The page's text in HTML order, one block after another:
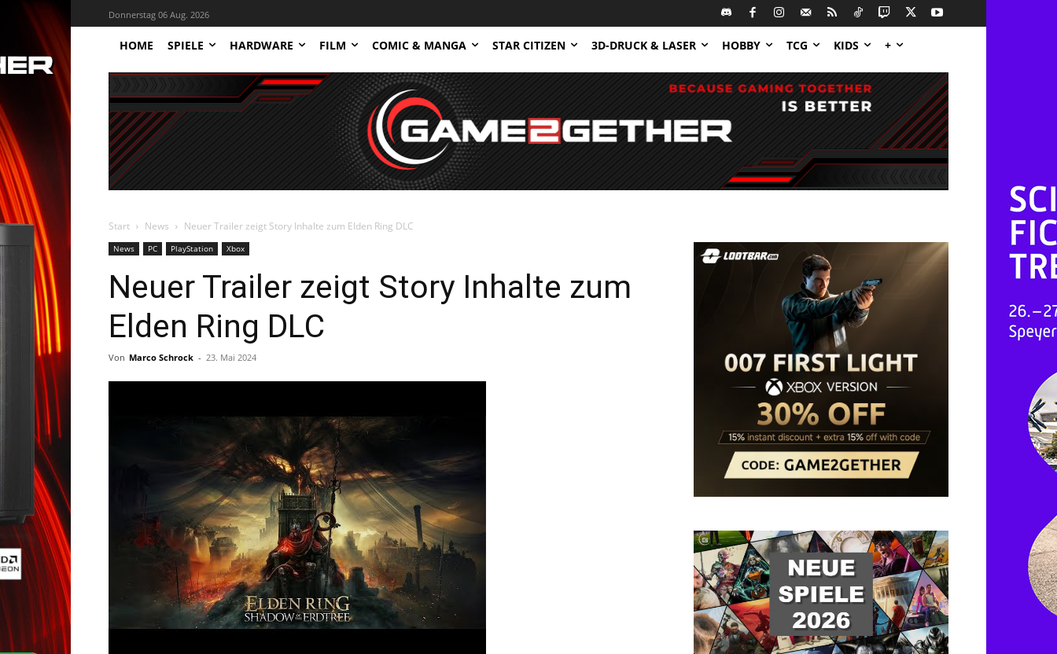
Donnerstag 06 Aug. 2026
HOME SPIELE HARDWARE FILM COMIC & MANGA STAR CITIZEN 3D-DRUCK & LASER HOBBY TCG KIDS +
Start News Neuer Trailer zeigt Story Inhalte zum Elden Ring DLC
News PC PlayStation Xbox
Neuer Trailer zeigt Story Inhalte zum
Elden Ring DLC
Von Marco Schrock - 23. Mai 2024